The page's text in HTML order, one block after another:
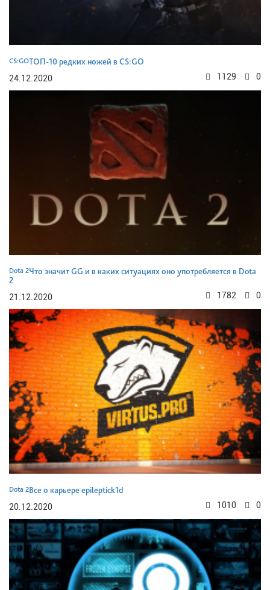
CS:GOТОП-10 редких ножей в CS:GO
24.12.2020
0
1129
Dota 2Что значит GG и в каких ситуациях оно употребляется в Dota
2
21.12.2020
0
1782
Dota 2Все о карьере epileptick1d
20.12.2020
0
1010